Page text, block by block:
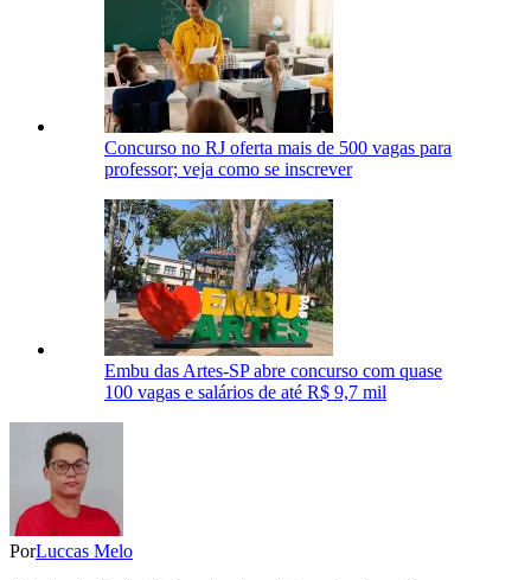
Concurso no RJ oferta mais de 500 vagas para
professor; veja como se inscrever
Embu das Artes-SP abre concurso com quase
100 vagas e salários de até R$ 9,7 mil
PorLuccas Melo